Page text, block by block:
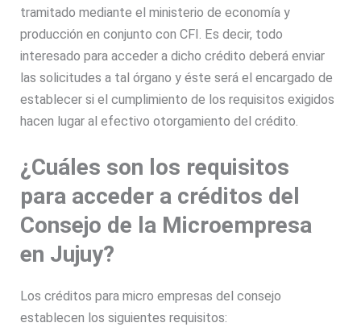
tramitado mediante el ministerio de economía y
producción en conjunto con CFI. Es decir, todo
interesado para acceder a dicho crédito deberá enviar
las solicitudes a tal órgano y éste será el encargado de
establecer si el cumplimiento de los requisitos exigidos
hacen lugar al efectivo otorgamiento del crédito.
¿Cuáles son los requisitos
para acceder a créditos del
Consejo de la Microempresa
en Jujuy?
Los créditos para micro empresas del consejo
establecen los siguientes requisitos: